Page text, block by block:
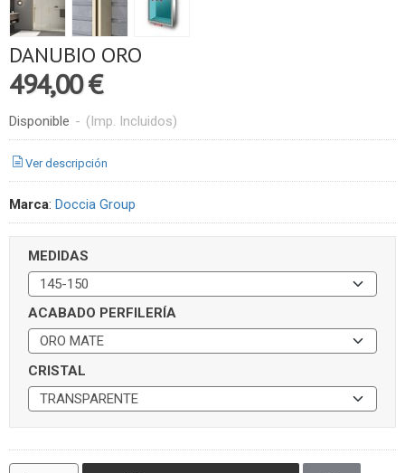
DANUBIO ORO
494,00 €
Disponible - (Imp. Incluidos)
Ver descripción
Marca: Doccia Group
MEDIDAS
ACABADO PERFILERÍA
CRISTAL